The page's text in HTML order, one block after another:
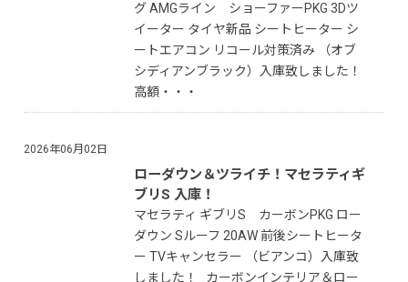
グ AMGライン ショーファーPKG 3Dツ
イーター タイヤ新品 シートヒーター シ
ートエアコン リコール対策済み （オブ
シディアンブラック）入庫致しました！
高額・・・
ローダウン＆ツライチ！マセラティギ
ブリS 入庫！
マセラティ ギブリS カーボンPKG ロー
ダウン Sルーフ 20AW 前後シートヒータ
ー TVキャンセラー （ビアンコ）入庫致
しました！ カーボンインテリア＆ロー
2026年06月02日